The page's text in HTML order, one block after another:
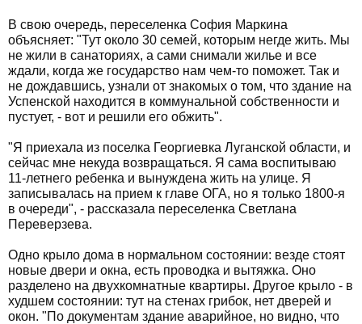
В свою очередь, переселенка София Маркина
объясняет: "Тут около 30 семей, которым негде жить. Мы
не жили в санаториях, а сами снимали жилье и все
ждали, когда же государство нам чем-то поможет. Так и
не дождавшись, узнали от знакомых о том, что здание на
Успенской находится в коммунальной собственности и
пустует, - вот и решили его обжить".
"Я приехала из поселка Георгиевка Луганской области, и
сейчас мне некуда возвращаться. Я сама воспитываю
11-летнего ребенка и вынуждена жить на улице. Я
записывалась на прием к главе ОГА, но я только 1800-я
в очереди", - рассказала переселенка Светлана
Переверзева.
Одно крыло дома в нормальном состоянии: везде стоят
новые двери и окна, есть проводка и вытяжка. Оно
разделено на двухкомнатные квартиры. Другое крыло - в
худшем состоянии: тут на стенах грибок, нет дверей и
окон. "По документам здание аварийное, но видно, что